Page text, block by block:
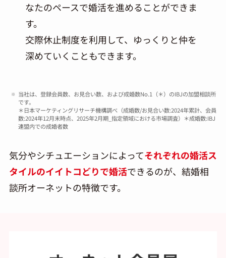
なたのペースで婚活を進めることができま
す。
交際休止制度を利用して、ゆっくりと仲を
深めていくこともできます。
当社は、登録会員数、お見合い数、および成婚数No.1（＊）のIBJの加盟相談所
です。
＊日本マーケティングリサーチ機構調べ（成婚数/お見合い数:2024年累計、会員
数:2024年12月末時点、2025年2月期_指定領域における市場調査）＊成婚数:IBJ
連盟内での成婚者数
気分やシチュエーションによってそれぞれの婚活ス
タイルのイイトコどりで婚活できるのが、結婚相
談所オーネットの特徴です。